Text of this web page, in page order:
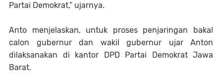
Partai Demokrat,” ujarnya.
Anto menjelaskan, untuk proses penjaringan bakal
calon gubernur dan wakil gubernur ujar Anton
dilaksanakan di kantor DPD Partai Demokrat Jawa
Barat.